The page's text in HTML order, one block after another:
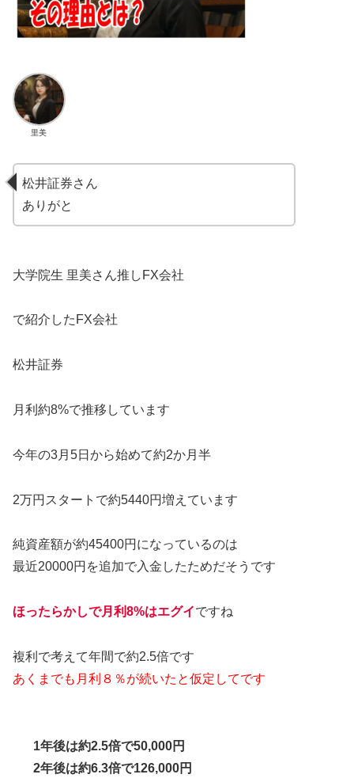
里美
松井証券さん
ありがと
大学院生 里美さん推しFX会社
で紹介したFX会社
松井証券
月利約8%で推移しています
今年の3月5日から始めて約2か月半
2万円スタートで約5440円増えています
純資産額が約45400円になっているのは
最近20000円を追加で入金したためだそうです
ほったらかしで月利8%はエグイですね
複利で考えて年間で約2.5倍です
あくまでも月利８％が続いたと仮定してです
1年後は約2.5倍で50,000円
2年後は約6.3倍で126,000円